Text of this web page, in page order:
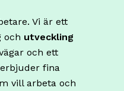
Vi är ett
och utveckling
och ett
fina
vill arbeta och